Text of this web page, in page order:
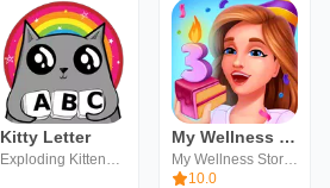
Kitty Letter
Exploding Kittens, Inc
My Wellness Story. Три в ряд
My Wellness Story Team
10.0